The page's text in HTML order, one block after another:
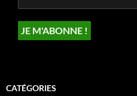
CATÉGORIES